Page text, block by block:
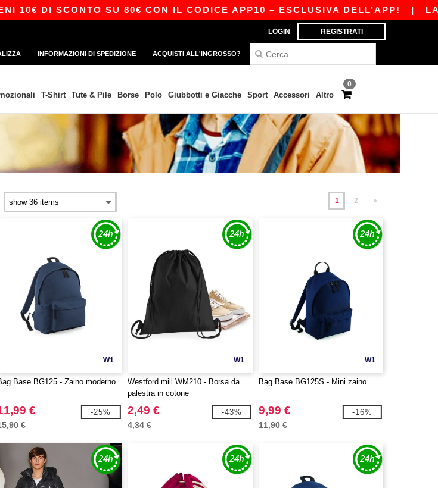
SCONTO SU 80€ CON IL CODICE APP10 – ESCLUSIVA DELL’APP!|LA
LOGIN REGISTRATI
INFORMAZIONI DI SPEDIZIONE ACQUISTI ALL'INGROSSO?
0
T-Shirt Tute & Pile Borse Polo Giubbotti e Giacche Sport Accessori Altro
1 2 »
W1
Base BG125 - Zaino moderno
€
€
-25%
W1
Westford mill WM210 - Borsa da
palestra in cotone
2,49 €
4,34 €
-43%
W1
Bag Base BG125S - Mini zaino
9,99 €
11,90 €
-16%